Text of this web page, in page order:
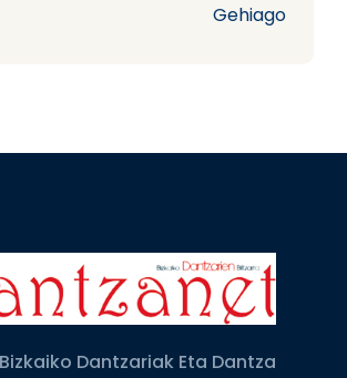
Gehiago
Dantzariak Eta Dantza